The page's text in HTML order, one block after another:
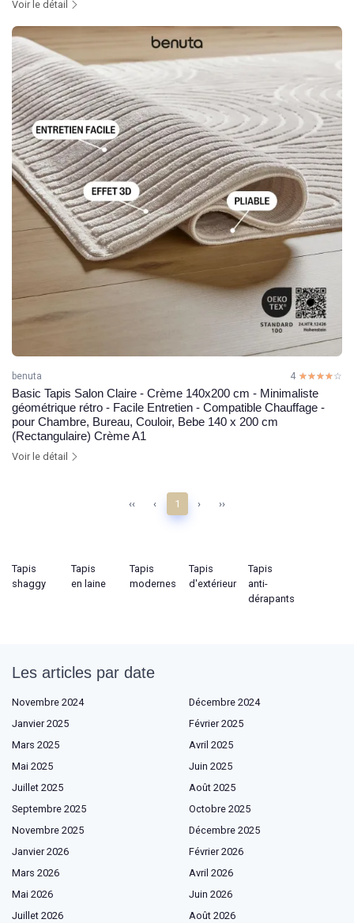
Voir le détail
benuta 4 ☆☆☆☆☆
★★★★★
Basic Tapis Salon Claire - Crème 140x200 cm - Minimaliste
géométrique rétro - Facile Entretien - Compatible Chauffage -
pour Chambre, Bureau, Couloir, Bebe 140 x 200 cm
(Rectangulaire) Crème A1
Voir le détail
‹‹ ‹ 1 › ››
Tapis
shaggy
Tapis
en laine
Tapis
modernes
Tapis
d'extérieur
Tapis
anti-
dérapants
Les articles par date
Novembre 2024
Décembre 2024
Janvier 2025
Février 2025
Mars 2025
Avril 2025
Mai 2025
Juin 2025
Juillet 2025
Août 2025
Septembre 2025
Octobre 2025
Novembre 2025
Décembre 2025
Janvier 2026
Février 2026
Mars 2026
Avril 2026
Mai 2026
Juin 2026
Juillet 2026
Août 2026